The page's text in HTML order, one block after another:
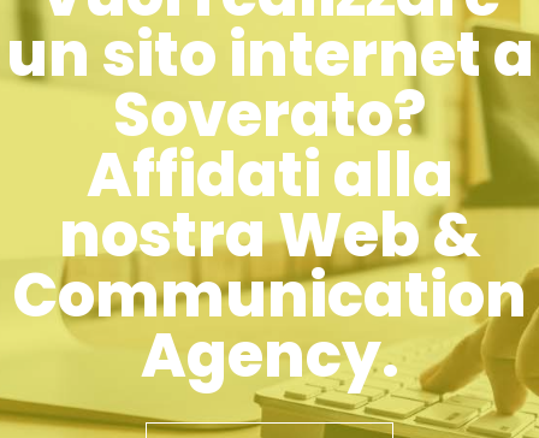
un sito internet a
Soverato?
Affidati alla
nostra Web &
Communication
Agency.